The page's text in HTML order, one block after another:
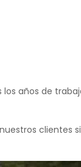
años de
clientes